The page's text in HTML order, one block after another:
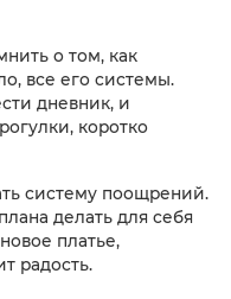
о том, как
все его системы.
дневник, и
коротко
систему поощрений.
делать для себя
платье,
радость.